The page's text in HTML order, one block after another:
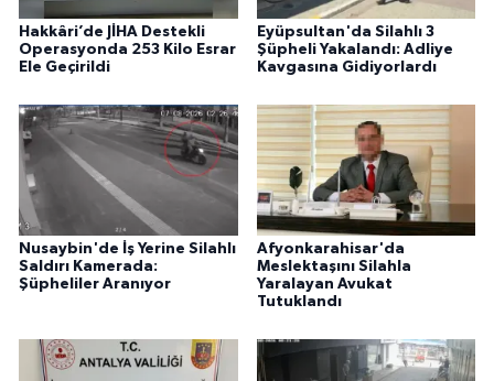
Hakkâri’de JİHA Destekli
Operasyonda 253 Kilo Esrar
Ele Geçirildi
Eyüpsultan'da Silahlı 3
Şüpheli Yakalandı: Adliye
Kavgasına Gidiyorlardı
Nusaybin'de İş Yerine Silahlı
Saldırı Kamerada:
Şüpheliler Aranıyor
Afyonkarahisar'da
Meslektaşını Silahla
Yaralayan Avukat
Tutuklandı